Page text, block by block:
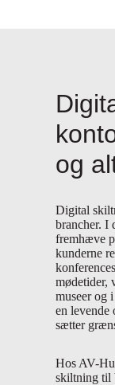
og
Digital
brancher. I
fremhæve
kunderne
mødetider,
museer og
en levende
sætter
Hos AV-
skiltning til